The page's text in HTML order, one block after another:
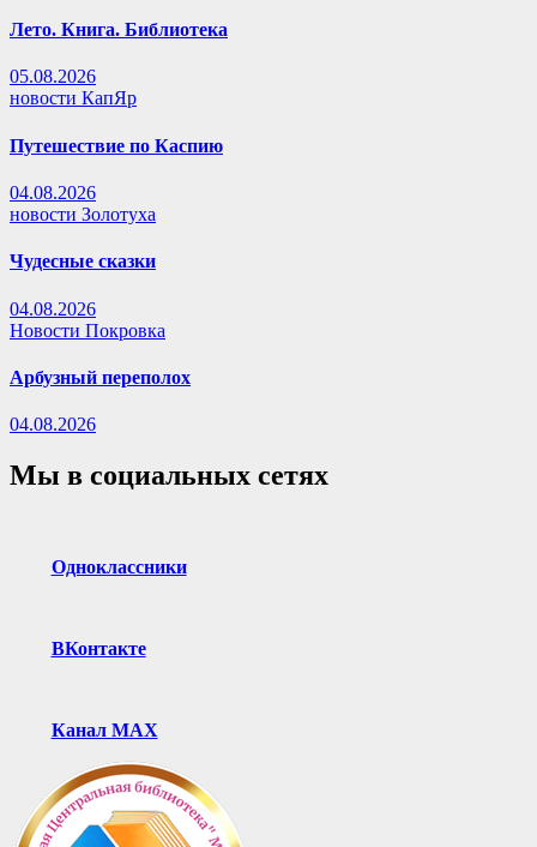
Лето. Книга. Библиотека
05.08.2026
новости КапЯр
Путешествие по Каспию
04.08.2026
новости Золотуха
Чудесные сказки
04.08.2026
Новости Покровка
Арбузный переполох
04.08.2026
Мы в социальных сетях
Одноклассники
ВКонтакте
Канал MAX